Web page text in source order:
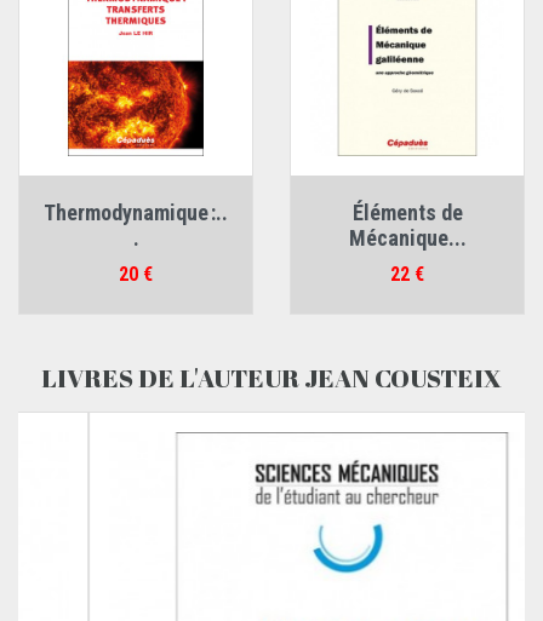
Thermodynamique :..
.
Prix
20 €
Éléments de
Mécanique...
Prix
22 €
LIVRES DE L'AUTEUR JEAN COUSTEIX